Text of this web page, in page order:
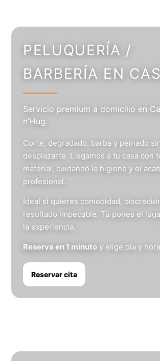
PELUQUERÍA /
BARBERÍA EN
Servicio premium a domicilio en
n'Hug.
Corte, degradado, barba y peinado
desplazarte. Llegamos a tu casa con
material, cuidando la higiene y el
profesional.
Ideal si quieres comodidad,
resultado impecable. Tú pones el
la experiencia.
Reserva en 1 minuto y elige día y
Reservar cita